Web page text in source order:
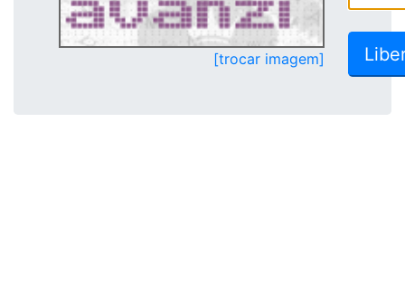
[trocar imagem]